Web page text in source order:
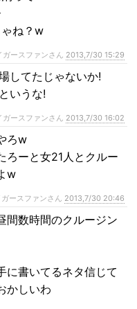
ね？w
ースファンさん 2013,7/30 15:29
してたじゃないか!
いうな!
ースファンさん 2013,7/30 16:02
ろw
ろーと女21人とクルー
w
ースファンさん 2013,7/30 20:46
間数時間のクルージン
に書いてるネタ信じて
かしいわ